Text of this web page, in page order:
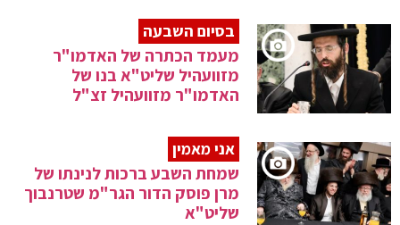
בסיום השבעה
מעמד הכתרה של האדמו"ר
מזוועהיל שליט"א בנו של
האדמו"ר מזוועהיל זצ"ל
אני מאמין
שמחת השבע ברכות לנינתו של
מרן פוסק הדור הגר"מ שטרנבוך
שליט"א